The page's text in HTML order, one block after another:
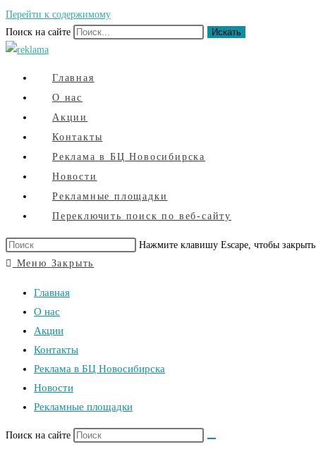
Перейти к содержимому
Поиск на сайте
Искать
Главная
О нас
Акции
Контакты
Реклама в БЦ Новосибирска
Новости
Рекламные площадки
Переключить поиск по веб-сайту
Нажмите клавишу Escape, чтобы
Меню Закрыть
Главная
О нас
Акции
Контакты
Реклама в БЦ Новосибирска
Новости
Рекламные площадки
Поиск на сайте